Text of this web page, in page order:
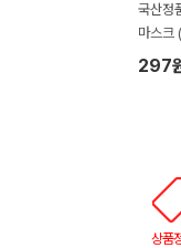
국산정
297
상품